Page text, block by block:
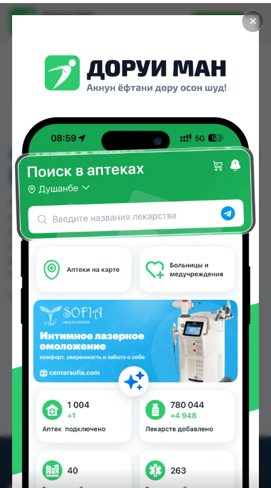
✕
Доруи ман
Установить
АСПИРАТОР ДЛЯ НОСА
(162)
АСПИРАТОР ДЛЯ НОСА (162) можно купить или
заказать в аптеках, Арзон Дору, Аслфарм №1,
Аслфарм №2, Аслфарм №3, Аслфарм №4,
64.00 TJS в Душанбе и других городах
Таджикистана